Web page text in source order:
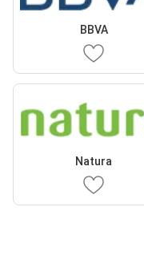
BBVA
Natura